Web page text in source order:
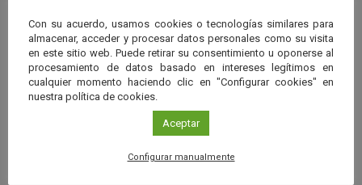
Con su acuerdo, usamos cookies o tecnologías similares para
almacenar, acceder y procesar datos personales como su visita
en este sitio web. Puede retirar su consentimiento u oponerse al
procesamiento de datos basado en intereses legítimos en
cualquier momento haciendo clic en "Configurar cookies" en
nuestra política de cookies.
Aceptar
Configurar manualmente